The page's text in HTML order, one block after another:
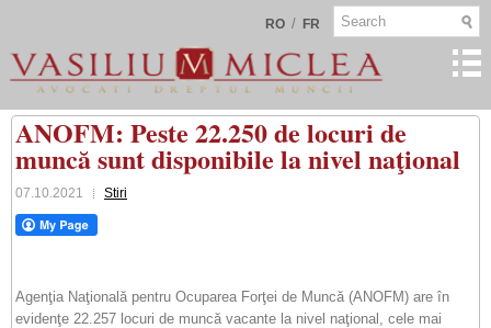
RO / FR
ANOFM: Peste 22.250 de locuri de
muncă sunt disponibile la nivel naţional
07.10.2021 Stiri
Agenţia Naţională pentru Ocuparea Forţei de Muncă (ANOFM) are în
evidenţe 22.257 locuri de muncă vacante la nivel naţional, cele mai